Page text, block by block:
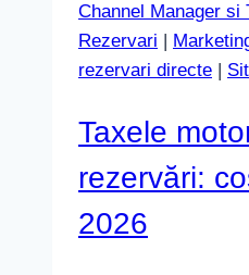
exagerări
Channel Manager si
Rezervari |
rezervari directe |
Taxele
rezervări:
2026